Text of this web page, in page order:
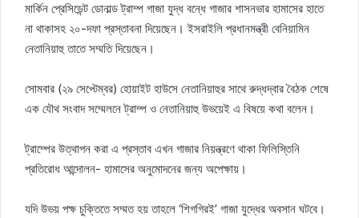
মার্কিন প্রেসিডেন্ট ডোনাল্ড ট্রাম্প গাজা যুদ্ধ বন্ধে গাজার শাসনভার হামাসের হাতে
না থাকাসহ ২০-দফা প্রস্তাবনা দিয়েছেন। ইসরাইলি প্রধানমন্ত্রী বেনিয়ামিন
নেতানিয়াহু তাতে সম্মতি দিয়েছেন।
সোমবার (২৯ সেপ্টেম্বর) হোয়াইট হাউসে নেতানিয়াহুর সাথে রুদ্ধদ্বার বৈঠক শেষে
এক যৌথ সংবাদ সম্মেলনে ট্রাম্প ও নেতানিয়াহু উভয়েই এ বিষয়ে কথা বলেন।
ট্রাম্পের উত্থাপন করা এ প্রস্তাব এখন গাজার নিয়ন্ত্রণে থাকা ফিলিস্তিনি
প্রতিরোধ আন্দোলন- হামাসের অনুমোদনের জন্য অপেক্ষায়।
যদি উভয় পক্ষ চুক্তিতে সম্মত হয় তাহলে ‘শিগগিরই’ গাজা যুদ্ধের অবসান ঘটবে।